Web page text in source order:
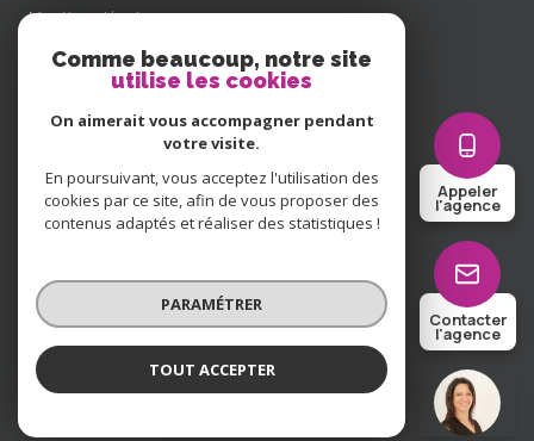
Charlotte Lichon Immobilier
Appeler
l'agence
Contacter
l'agence
Mentions légales
Cookies
© 2026 | Tous droits réservés
Réalisé par
Comme beaucoup, notre site
utilise les cookies
On aimerait vous accompagner pendant
votre visite.
En poursuivant, vous acceptez l'utilisation des
cookies par ce site, afin de vous proposer des
contenus adaptés et réaliser des statistiques !
PARAMÉTRER
TOUT ACCEPTER